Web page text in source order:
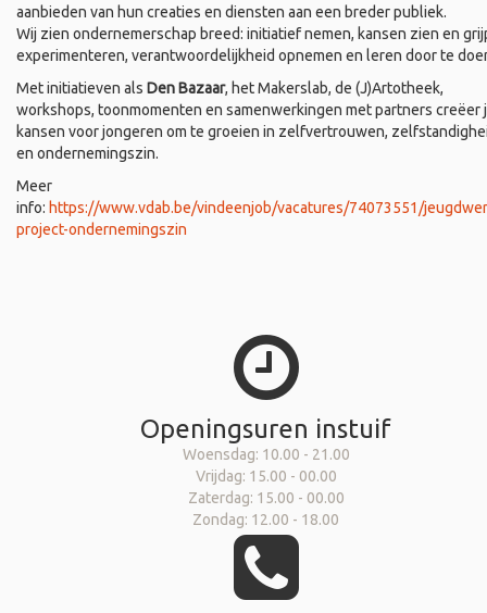
aanbieden van hun creaties en diensten aan een breder publiek.
Wij zien ondernemerschap breed: initiatief nemen, kansen zien en
experimenteren, verantwoordelijkheid opnemen en leren door te
Met initiatieven als Den Bazaar, het Makerslab, de (J)Artotheek,
workshops, toonmomenten en samenwerkingen met partners creëer
kansen voor jongeren om te groeien in zelfvertrouwen,
en ondernemingszin.
Meer
info: https://www.vdab.be/vindeenjob/vacatures/74073551/
project-ondernemingszin
Openingsuren instuif
Woensdag: 10.00 - 21.00
Vrijdag: 15.00 - 00.00
Zaterdag: 15.00 - 00.00
Zondag: 12.00 - 18.00